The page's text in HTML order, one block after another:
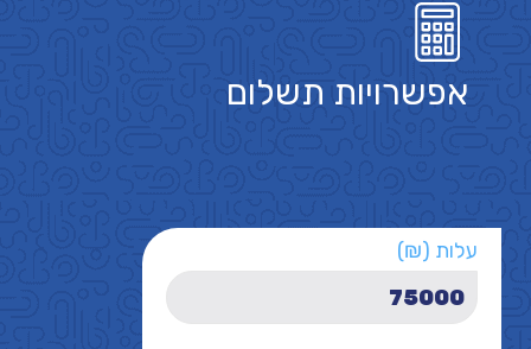
אפשרויות תשלום
עלות (₪)